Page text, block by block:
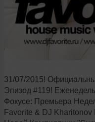
31/07/2015!
Эпизод #119!
Фокусе: Премьера
Favorite & DJ